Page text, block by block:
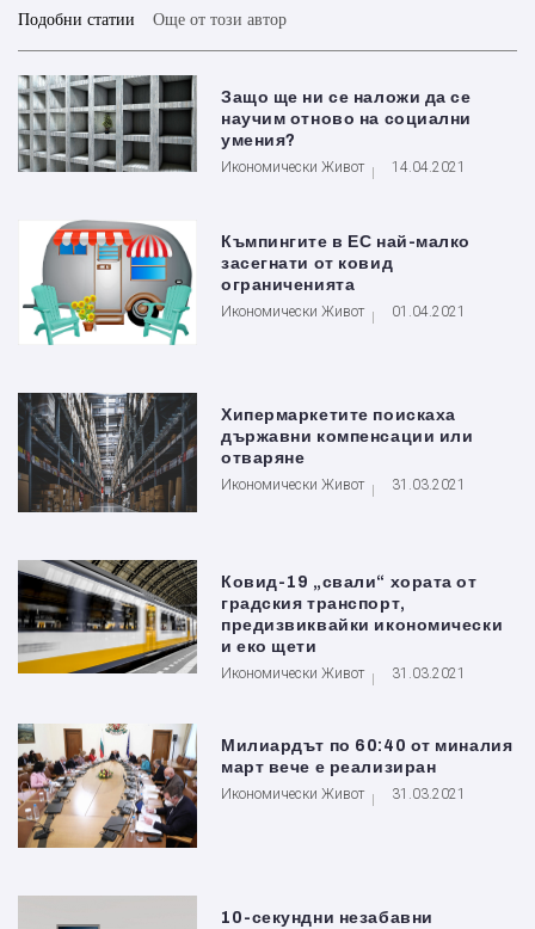
Подобни статии Още от този автор
Защо ще ни се наложи да се
научим отново на социални
умения?
Икономически Живот 14.04.2021
Къмпингите в ЕС най-малко
засегнати от ковид
ограниченията
Икономически Живот 01.04.2021
Хипермаркетите поискаха
държавни компенсации или
отваряне
Икономически Живот 31.03.2021
Ковид-19 „свали“ хората от
градския транспорт,
предизвиквайки икономически
и еко щети
Икономически Живот 31.03.2021
Милиардът по 60:40 от миналия
март вече е реализиран
Икономически Живот 31.03.2021
10-секундни незабавни